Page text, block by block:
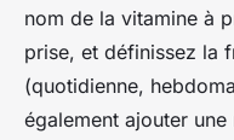
nom de la vitamine à
prise, et définissez la
(quotidienne,
également ajouter